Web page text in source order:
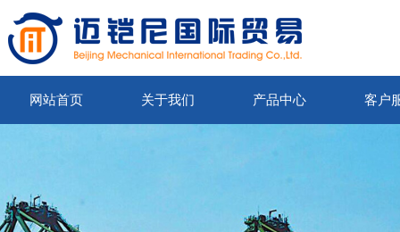
网站首页 关于我们 产品中心 客户